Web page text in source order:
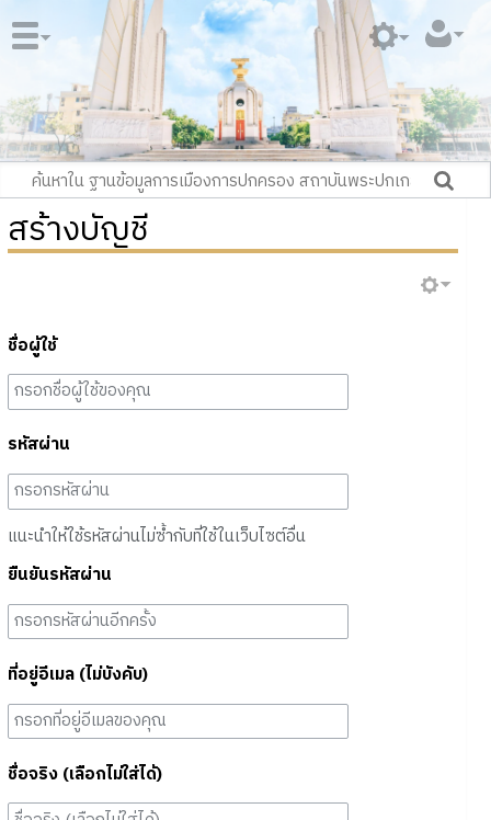
สร้างบัญชี
ชื่อผู้ใช้
รหัสผ่าน
แนะนำให้ใช้รหัสผ่านไม่ซ้ำกับที่ใช้ในเว็บไซต์อื่น
ยืนยันรหัสผ่าน
ที่อยู่อีเมล (ไม่บังคับ)
ชื่อจริง (เลือกไม่ใส่ได้)